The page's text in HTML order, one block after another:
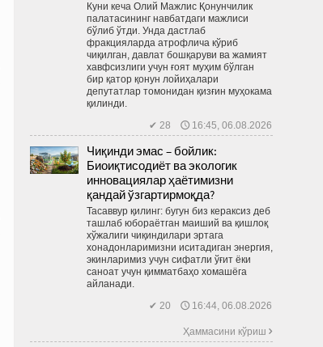
Куни кеча Олий Мажлис Қонунчилик
палатасининг навбатдаги мажлиси
бўлиб ўтди. Унда дастлаб
фракцияларда атрофлича кўриб
чиқилган, давлат бошқаруви ва жамият
хавфсизлиги учун ғоят муҳим бўлган
бир қатор қонун лойиҳалари
депутатлар томонидан қизғин муҳокама
қилинди.
✔ 28 🕔 16:45, 06.08.2026
Чиқинди эмас – бойлик:
Биоиқтисодиёт ва экологик
инновациялар ҳаётимизни
қандай ўзгартирмоқда?
Тасаввур қилинг: бугун биз кераксиз деб
ташлаб юбораётган маиший ва қиш­лоқ
хўжалиги чиқиндилари эртага
хонадонларимизни иситадиган энергия,
экинларимиз учун сифатли ўғит ёки
саноат учун қимматбаҳо хомашёга
айланади.
✔ 20 🕔 16:44, 06.08.2026
Ҳаммасини кўриш 